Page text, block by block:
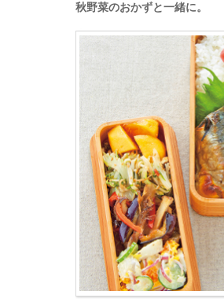
秋野菜のおかずと一緒に。